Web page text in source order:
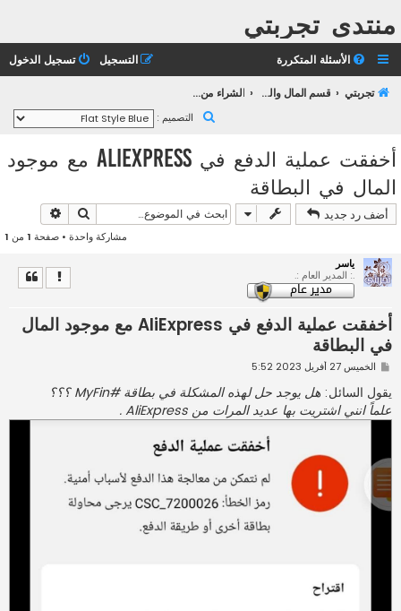
منتدى تجربتي
الأسئلة المتكررة تسجيل الدخول التسجيل
تجربتي قسم المال والأعمال الشراء من الأنترنت
التصميم :
ث
أخفقت عملية الدفع في AliExpress مع موجود
المال في البطاقة
أضف رد جديد بحث
مشاركة واحدة • صفحة 1 من 1
ياسر
.: المدير العام :.
أخفقت عملية الدفع في AliExpress مع موجود المال
في البطاقة
م
ر
ك
ة
الخميس 27 أفريل 2023 5:52
يقول السائل: هل يوجد حل لهذه المشكلة في بطاقة #MyFin ؟؟؟
علماً انني اشتريت بها عديد المرات من AliExpress .